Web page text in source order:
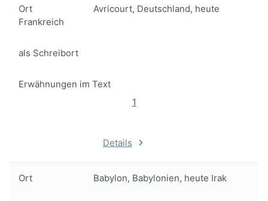
Ort
Avricourt, Deutschland, heute
Frankreich
als Schreibort
Erwähnungen im Text
1
Details
Ort Babylon, Babylonien, heute Irak